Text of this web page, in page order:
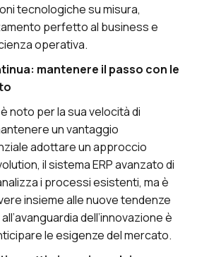
tecnologiche su misura,
perfetto al business e
operativa.
mantenere il passo con le
noto per la sua velocità di
un vantaggio
adottare un approccio
il sistema ERP avanzato di
i processi esistenti, ma è
insieme alle nuove tendenze
dell’innovazione è
le esigenze del mercato.